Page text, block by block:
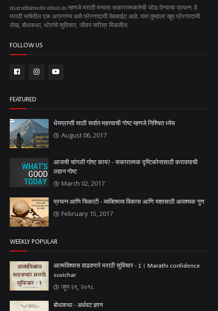
marathimotivation.in म्हणजे मराठी मनाला सकारात्मकतेची जोड देण्याचा प्रयत्न. हे
मराठी भाषेतील एक अग्रगण्य असे प्रेरणादायी वेबसाईट आहे. यात तुम्हाला खूप प्रेरणादायी
लेख, बोधकथा, थोरांचे सुविचार, जीवन चरीत्र मिळतील.
FOLLOW US
FEATURED
धेयप्राप्ती साठी सर्वात महत्त्वाची गोष्ट म्हणजे निश्चित ध्येय
August 06, 2017
आजची चांगली गोष्ट काय? - सकारात्मक दृष्टिकोनासाठी करावयाची
लहान गोष्ट
March 02, 2017
प्रयत्न आणि चिकाटी - व्यक्तिमत्व विकास आणि यशासाठी आवश्यक गुण
February 15, 2017
WEEKLY POPULAR
आत्मविश्वास वाढवणारे मराठी सुविचार - 1। Marathi confidence
suvichar
जून २९, २०१८
बोधकथा - अर्धवट ज्ञान